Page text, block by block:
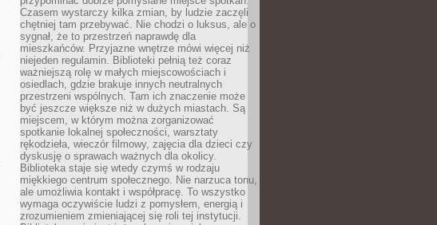
Czasem wystarczy kilka zmian, by ludzie zaczęli
chętniej tam przebywać. Nie chodzi o luksus, ale o
sygnał, że to przestrzeń naprawdę dla
mieszkańców. Przyjazne wnętrze mówi więcej niż
niejeden regulamin. Biblioteki pełnią też coraz
ważniejszą rolę w małych miejscowościach i
osiedlach, gdzie brakuje innych neutralnych
przestrzeni wspólnych. Tam ich znaczenie może
być jeszcze większe niż w dużych miastach. Są
miejscem, w którym można zorganizować
spotkanie lokalnej społeczności, warsztaty
rękodzieła, wieczór filmowy, zajęcia dla dzieci czy
dyskusję o sprawach ważnych dla okolicy.
Biblioteka staje się wtedy czymś w rodzaju
miękkiego centrum społecznego. Nie narzuca tonu,
ale umożliwia kontakt i współpracę. To wszystko
wymaga oczywiście ludzi z pomysłem, energią i
zrozumieniem zmieniającej się roli tej instytucji.